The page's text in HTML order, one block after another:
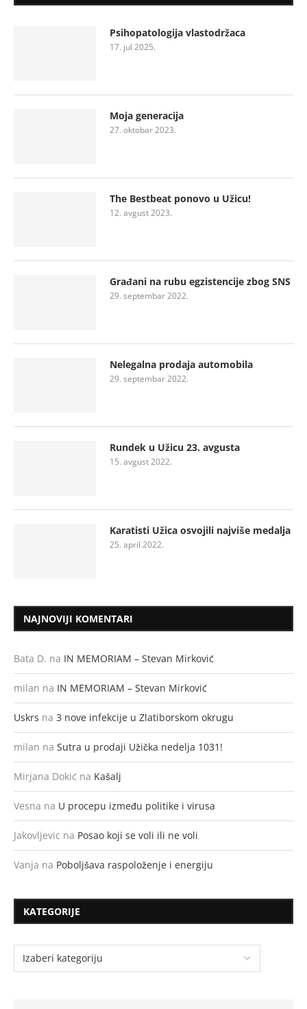
Psihopatologija vlastodržaca
17. jul 2025.
Moja generacija
27. oktobar 2023.
The Bestbeat ponovo u Užicu!
12. avgust 2023.
Građani na rubu egzistencije zbog SNS
29. septembar 2022.
Nelegalna prodaja automobila
29. septembar 2022.
Rundek u Užicu 23. avgusta
15. avgust 2022.
Karatisti Užica osvojili najviše medalja
25. april 2022.
NAJNOVIJI KOMENTARI
Bata D. na IN MEMORIAM – Stevan Mirković
milan na IN MEMORIAM – Stevan Mirković
Uskrs na 3 nove infekcije u Zlatiborskom okrugu
milan na Sutra u prodaji Užička nedelja 1031!
Mirjana Dokić na Kašalj
Vesna na U procepu između politike i virusa
Jakovljevic na Posao koji se voli ili ne voli
Vanja na Poboljšava raspoloženje i energiju
KATEGORIJE